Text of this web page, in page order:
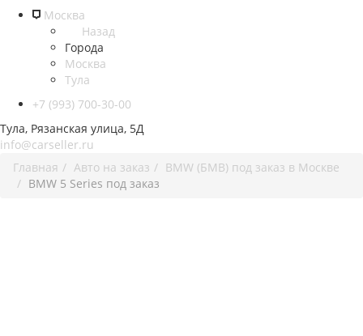
Москва
Назад
Города
Москва
Тула
+7 (993) 700-30-00
Тула, Рязанская улица, 5Д
info@carseller.ru
Главная
Авто на заказ
BMW (БМВ) под заказ в Москве
BMW 5 Series под заказ